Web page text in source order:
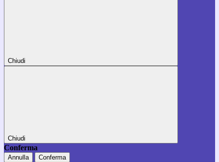
Chiudi
Chiudi
Conferma
Annulla Conferma